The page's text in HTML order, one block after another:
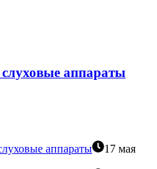
аппараты
аппараты
17 мая